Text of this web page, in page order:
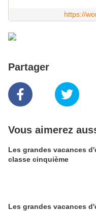
https://
Partager
Vous aimerez
Les grandes vacances
classe cinquième
Les grandes vacances